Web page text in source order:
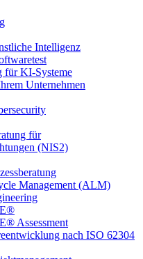
Intelligenz
für KI-Systeme
Unternehmen
für
(NIS2)
Management (ALM)
Assessment
nach ISO 62304